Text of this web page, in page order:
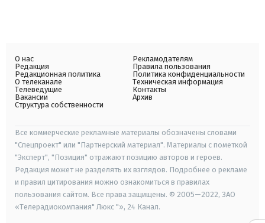
О нас
Редакция
Редакционная политика
О телеканале
Телеведущие
Вакансии
Структура собственности
Рекламодателям
Правила пользования
Политика конфиденциальности
Техническая информация
Контакты
Архив
Все коммерческие рекламные материалы обозначены словами
"Спецпроект" или "Партнерский материал". Материалы с пометкой
"Эксперт", "Позиция" отражают позицию авторов и героев.
Редакция может не разделять их взглядов. Подробнее о рекламе
и правил цитирования можно ознакомиться в правилах
пользования сайтом. Все права защищены. © 2005—2022, ЗАО
«Телерадиокомпания" Люкс "», 24 Канал.